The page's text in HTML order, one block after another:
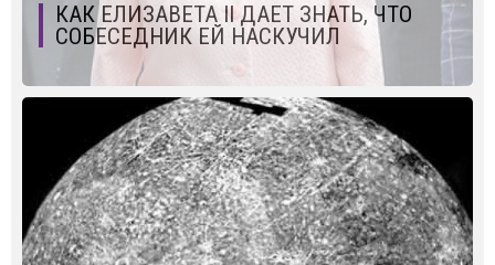
КАК ЕЛИЗАВЕТА II ДАЕТ ЗНАТЬ, ЧТО
СОБЕСЕДНИК ЕЙ НАСКУЧИЛ